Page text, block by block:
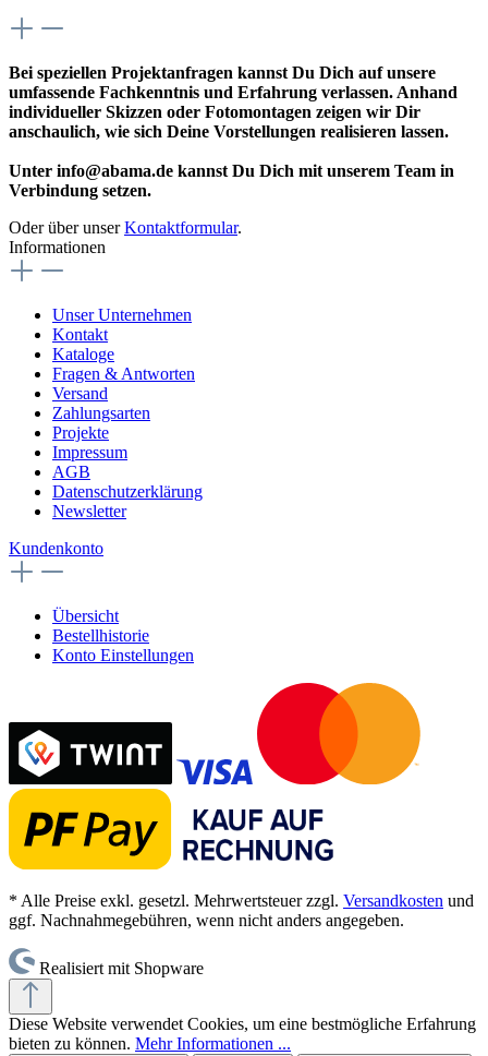
Bei speziellen Projektanfragen kannst Du Dich auf unsere
umfassende Fachkenntnis und Erfahrung verlassen. Anhand
individueller Skizzen oder Fotomontagen zeigen wir Dir
anschaulich, wie sich Deine Vorstellungen realisieren lassen.
Unter info@abama.de kannst Du Dich mit unserem Team in
Verbindung setzen.
Oder über unserKontaktformular.
Informationen
Unser Unternehmen
Kontakt
Kataloge
Fragen & Antworten
Versand
Zahlungsarten
Projekte
Impressum
AGB
Datenschutzerklärung
Newsletter
Kundenkonto
Übersicht
Bestellhistorie
Konto Einstellungen
* Alle Preise exkl. gesetzl. Mehrwertsteuer zzgl. Versandkosten und
ggf. Nachnahmegebühren, wenn nicht anders angegeben.
Realisiert mit Shopware
Diese Website verwendet Cookies, um eine bestmögliche Erfahrung
bieten zu können. Mehr Informationen ...